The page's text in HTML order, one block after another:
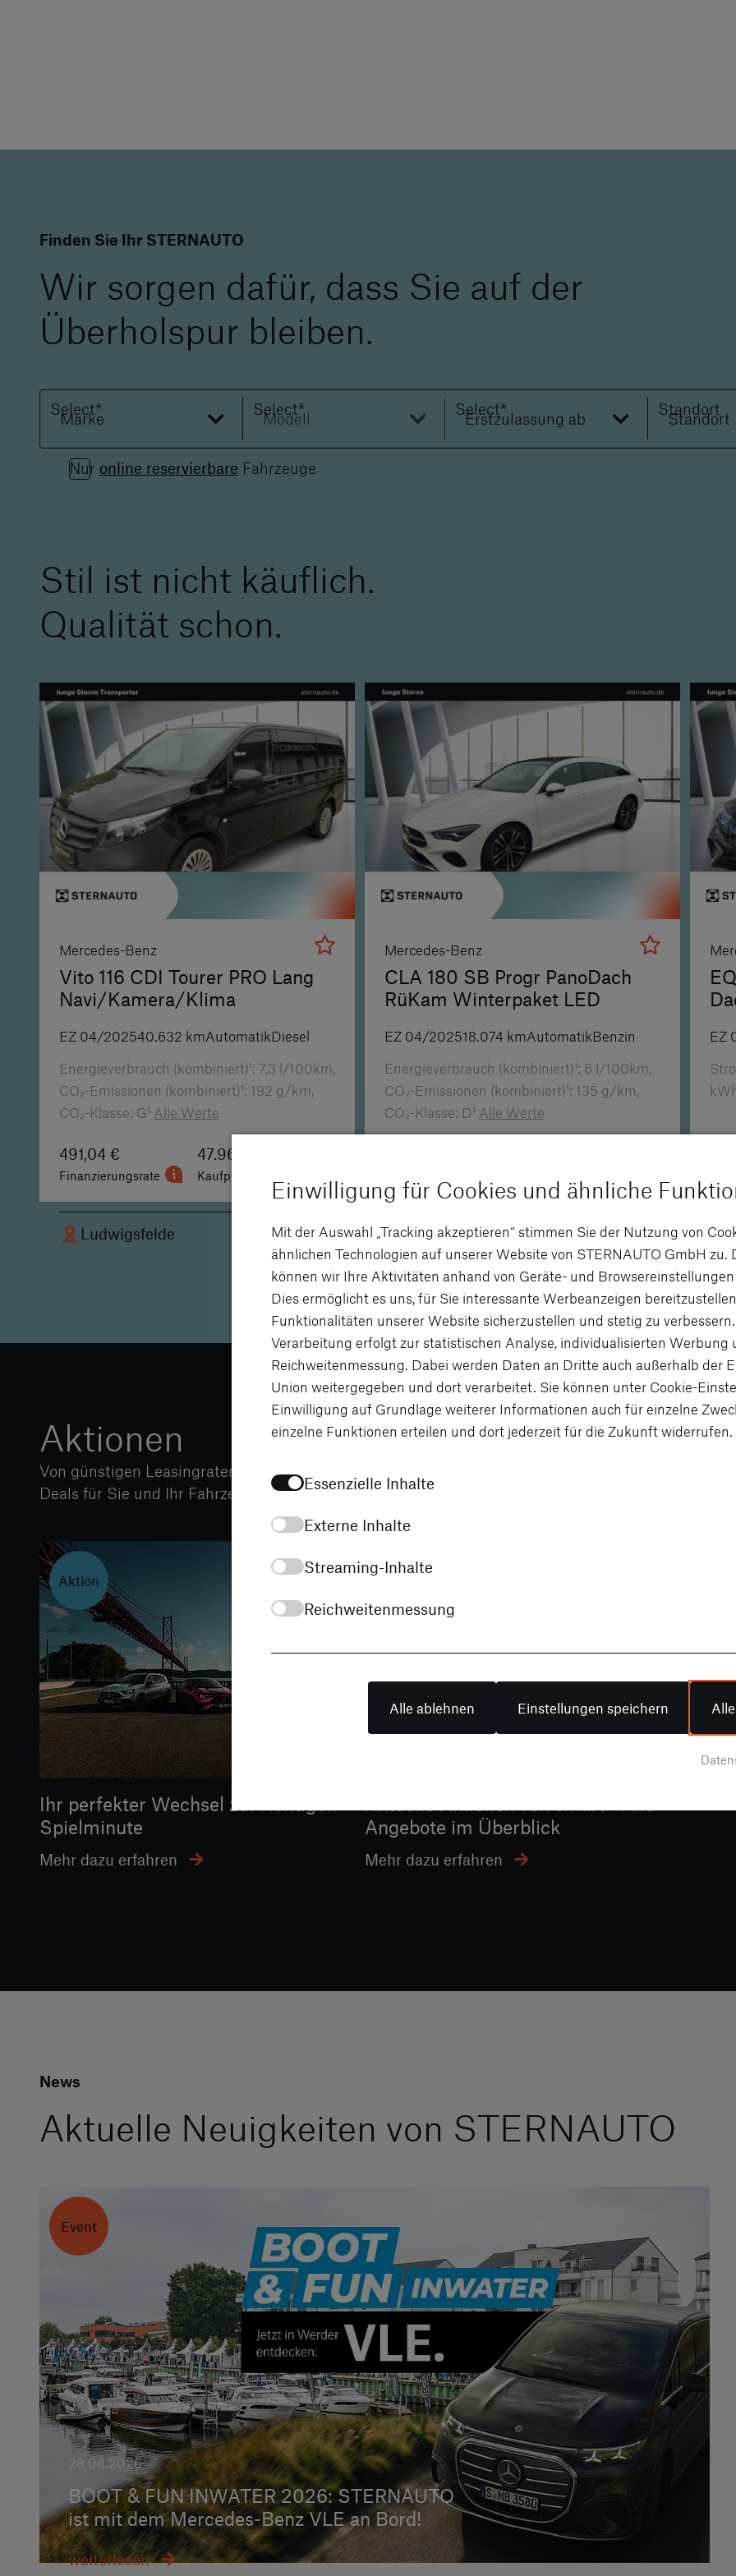
Finden Sie Ihr STERNAUTO
Wir sorgen dafür, dass Sie auf der
Überholspur bleiben.
‌Select*
Marke
‌Select*
Modell
‌Select*
Erstzulassung ab
Standort
‌Select*
Standort
‌Nur online reservierbare Fahrzeuge
Stil ist nicht käuflich.
Qualität schon.
Mercedes-Benz
Vito 116 CDI Tourer PRO Lang
Navi/Kamera/Klima
EZ 04/202540.632 kmAutomatikDiesel
Energieverbrauch (kombiniert)¹: 7,3 l/100km,
CO₂-Emissionen (kombiniert)¹: 192 g/km,
CO₂-Klasse: G¹ Alle Werte
491,04 €
Finanzierungsrate
47.969,00 €
Kaufpreis
Ludwigsfelde
Mercedes-Benz
CLA 180 SB Progr PanoDach
RüKam Winterpaket LED
EZ 04/202518.074 kmAutomatikBenzin
Energieverbrauch (kombiniert)¹: 6 l/100km,
CO₂-Emissionen (kombiniert)¹: 135 g/km,
CO₂-Klasse: D¹ Alle Werte
Magdeburg
EZ
Aktionen
Von günstigen Leasingraten über flexible Finanzierungsmodelle bis hin zu einzigartigen Service-
Deals für Sie und Ihr Fahrzeug.
Aktion
Ihr perfekter Wechsel zur richtigen
Spielminute
Mehr dazu erfahren
Angebote im Überblick
Mehr dazu erfahren
News
Aktuelle Neuigkeiten von STERNAUTO
Event
28.08.2026
BOOT & FUN INWATER 2026: STERNAUTO
ist mit dem Mercedes-Benz VLE an Bord!
weiterlesen
Einwilligung für Cookies und ähnliche
Mit der Auswahl „Tracking akzeptieren“ stimmen Sie der Nutzung von
ähnlichen Technologien auf unserer Website von STERNAUTO GmbH zu.
können wir Ihre Aktivitäten anhand von Geräte- und Browsereinstellungen
Dies ermöglicht es uns, für Sie interessante Werbeanzeigen
Funktionalitäten unserer Website sicherzustellen und stetig zu
Verarbeitung erfolgt zur statistischen Analyse, individualisierten Werbung
Reichweitenmessung. Dabei werden Daten an Dritte auch außerhalb der
Union weitergegeben und dort verarbeitet. Sie können unter Cookie-
Einwilligung auf Grundlage weiterer Informationen auch für einzelne
einzelne Funktionen erteilen und dort jederzeit für die Zukunft widerrufen.
Essenzielle Inhalte
Externe Inhalte
Streaming-Inhalte
Reichweitenmessung
Alle ablehnen Einstellungen speichern